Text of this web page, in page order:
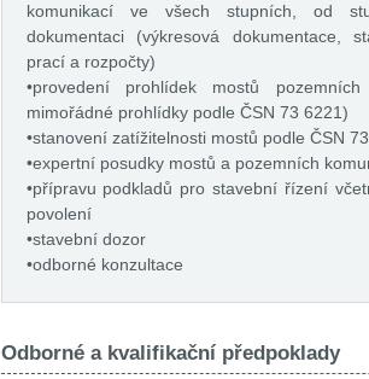
komunikací ve všech stupních, od
dokumentaci (výkresová dokumentace,
prací a rozpočty)
•provedení prohlídek mostů
mimořádné prohlídky podle ČSN 73 6221)
•stanovení zatížitelnosti mostů podle ČSN
•expertní posudky mostů a pozemních
•přípravu podkladů pro stavební řízení
povolení
•stavební dozor
•odborné konzultace
Odborné a kvalifikační předpoklady